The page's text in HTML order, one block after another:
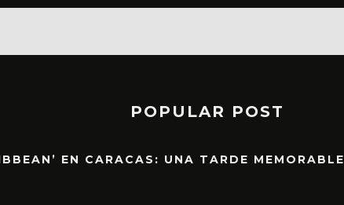
POPULAR POST
EN CARACAS: UNA TARDE MEMORABLE